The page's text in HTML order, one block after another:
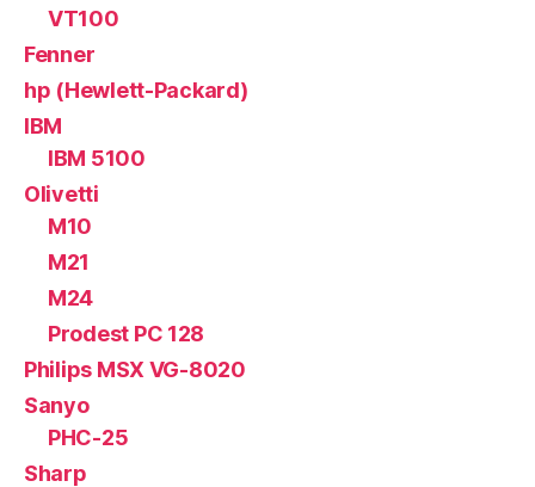
VT100
Fenner
hp (Hewlett-Packard)
IBM
IBM 5100
Olivetti
M10
M21
M24
Prodest PC 128
Philips MSX VG-8020
Sanyo
PHC-25
Sharp